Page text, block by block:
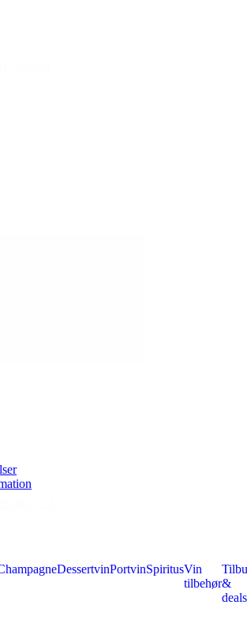
- 2
DessertvinPortvinSpiritusVin
tilbehør&
deals